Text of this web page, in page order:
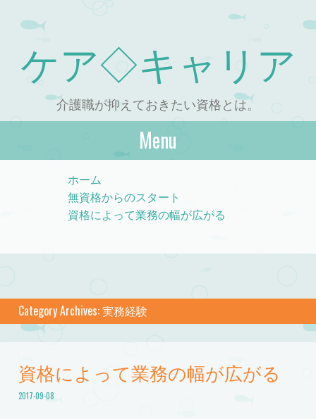
ケア◇キャリア
介護職が抑えておきたい資格とは。
Menu
ホーム
無資格からのスタート
資格によって業務の幅が広がる
Category Archives:実務経験
資格によって業務の幅が広がる
2017-09-08